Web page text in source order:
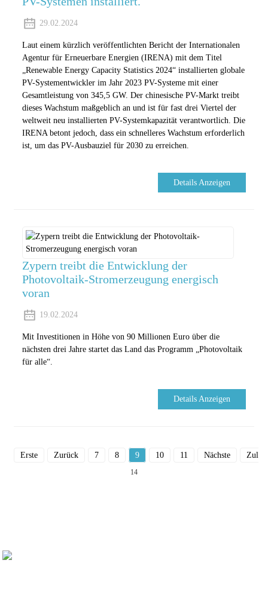
29.02.2024
Laut einem kürzlich veröffentlichten Bericht der Internationalen
Agentur für Erneuerbare Energien (IRENA) mit dem Titel
„Renewable Energy Capacity Statistics 2024“ installierten globale
PV-Systementwickler im Jahr 2023 PV-Systeme mit einer
Gesamtleistung von 345,5 GW. Der chinesische PV-Markt treibt
dieses Wachstum maßgeblich an und ist für fast drei Viertel der
weltweit neu installierten PV-Systemkapazität verantwortlich. Die
IRENA betont jedoch, dass ein schnelleres Wachstum erforderlich
ist, um das PV-Ausbauziel für 2030 zu erreichen.
Details Anzeigen
Zypern treibt die Entwicklung der
Photovoltaik-Stromerzeugung energisch
voran
19.02.2024
Mit Investitionen in Höhe von 90 Millionen Euro über die
nächsten drei Jahre startet das Land das Programm „Photovoltaik
für alle“.
Details Anzeigen
Erste Zurück 7 8 9 10 11 Nächste
14